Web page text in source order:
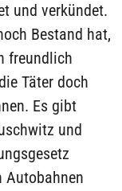
und verkündet.
Bestand hat,
freundlich
Täter doch
Es gibt
und
Autobahnen